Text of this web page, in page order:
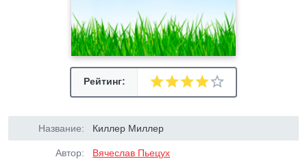
Рейтинг:
Название: Киллер Миллер
Автор: Вячеслав Пьецух